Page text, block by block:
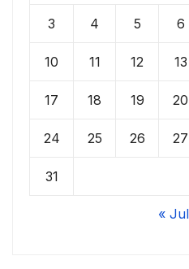
3 4 5 6
10 11 12 13
17 18 19 20
24 25 26 27
31
« Jul